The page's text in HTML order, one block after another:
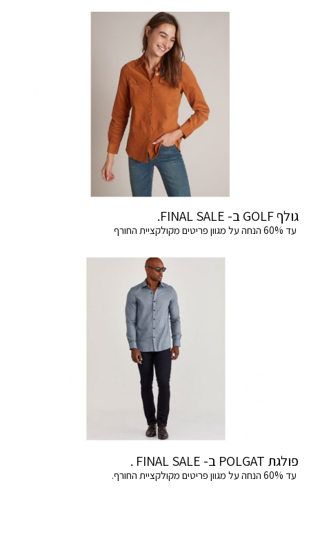
גולף GOLF ב- FINAL SALE.
עד 60% הנחה על מגוון פריטים מקולקציית החורף
פולגת POLGAT ב- FINAL SALE .
עד 60% הנחה על מגוון פריטים מקולקציית החורף.